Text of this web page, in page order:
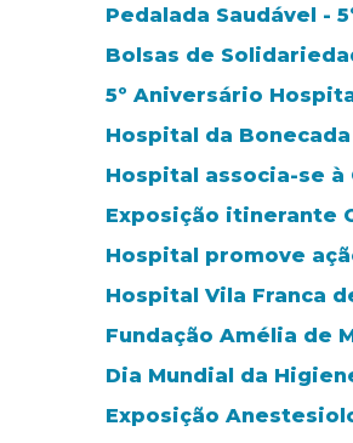
Pedalada Saudável -
Bolsas de
5º Aniversário
Hospital da Bonecada
Hospital associa-se à
Exposição itinerante
Hospital promove
Hospital Vila Franca
Fundação Amélia de
Dia Mundial da
Exposição